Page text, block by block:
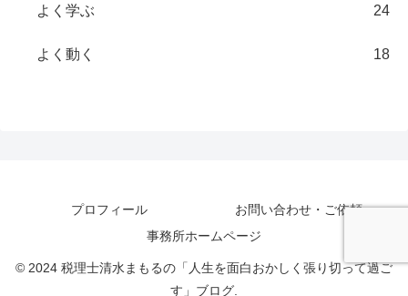
よく学ぶ 24
よく動く 18
プロフィール
お問い合わせ・ご依頼
事務所ホームページ
© 2024 税理士清水まもるの「人生を面白おかしく張り切って過ご
す」ブログ.